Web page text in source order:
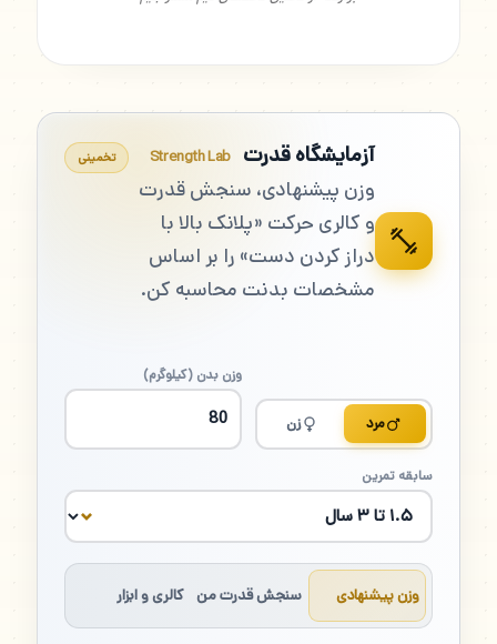
آزمایشگاه قدرت Strength Lab
وزن پیشنهادی، سنجش قدرت
و کالری حرکت «پلانک بالا با
دراز کردن دست» را بر اساس
مشخصات بدنت محاسبه کن.
تخمینی
مرد زن
وزن بدن (کیلوگرم)
سابقه تمرین
وزن پیشنهادی سنجش قدرت من کالری و ابزار